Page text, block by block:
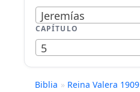
Jeremías
CAPÍTULO
5
Biblia » Reina Valera 1909